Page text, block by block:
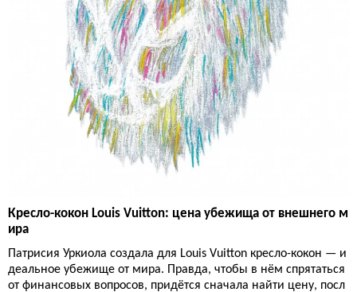
Кресло-кокон Louis Vuitton: цена убежища от внешнего м
ира
Патрисия Уркиола создала для Louis Vuitton кресло-кокон — и
деальное убежище от мира. Правда, чтобы в нём спрятаться
от финансовых вопросов, придётся сначала найти цену, посл